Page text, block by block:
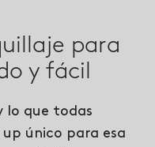
para
y fácil
lo que todas
único para esa